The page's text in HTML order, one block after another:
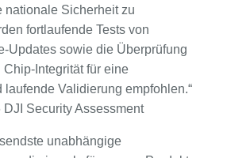
nationale Sicherheit zu
fortlaufende Tests von
Updates sowie die Überprüfung
Integrität für eine
laufende Validierung empfohlen.“
Security Assessment
unabhängige